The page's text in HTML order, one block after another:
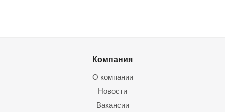
Компания
О компании
Новости
Вакансии